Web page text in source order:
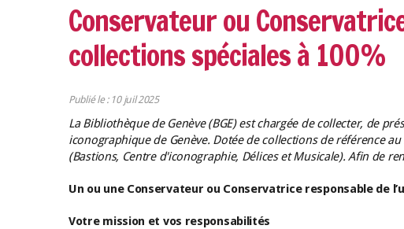
LES TEST1
LES NEWSLETTERS
LES GUIDES PRATIQUES
LES BASES
L'ESPACE EMPLOII
L'ANNUAIRE DES ACTEURS
Conservateur ou
collections spéciales à 100%
Publié le : 10 juil 2025
La Bibliothèque de Genève (BGE) est chargée de collecter, de
iconographique de Genève. Dotée de collections de référence
(Bastions, Centre d'iconographie, Délices et Musicale). Afin de
Un ou une Conservateur ou Conservatrice responsable de
Votre mission et vos responsabilités